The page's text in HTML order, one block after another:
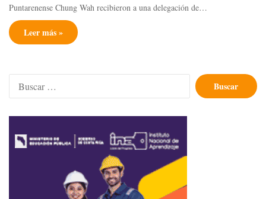
Puntarenense Chung Wah recibieron a una delegación de…
Leer más »
Buscar: